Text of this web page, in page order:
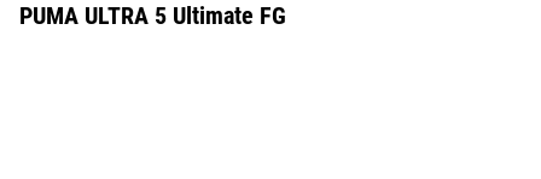
PUMA ULTRA 5 Ultimate FG